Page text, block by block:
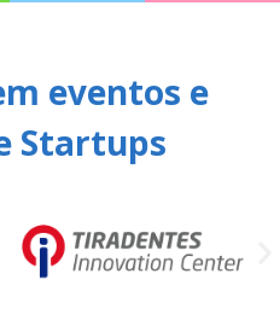
eventos e
Startups